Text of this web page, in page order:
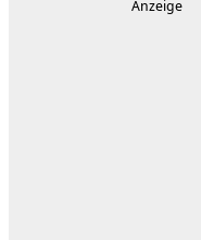
Anzeige